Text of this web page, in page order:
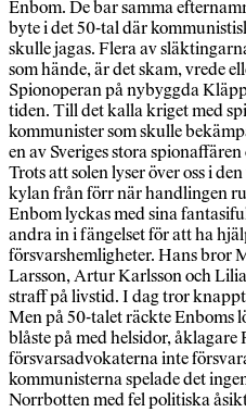
Enbom. De bar samma
byte i det 50-tal där
skulle jagas. Flera av
som hände, är det skam, vrede
Spionoperan på nybyggda
tiden. Till det kalla kriget med
kommunister som skulle
en av Sveriges stora
Trots att solen lyser över oss i
kylan från förr när handlingen
Enbom lyckas med sina
andra in i fängelset för att ha
försvarshemligheter. Hans bror
Larsson, Artur Karlsson och
straff på livstid. I dag tror
Men på 50-talet räckte Enboms
blåste på med helsidor, åklagare
försvarsadvokaterna inte
kommunisterna spelade det
Norrbotten med fel politiska